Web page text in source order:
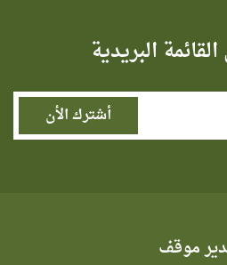
البريدية
موقف